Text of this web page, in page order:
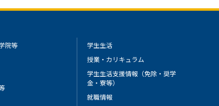
院等
学生生活
授業・カリキュラム
学生生活支援情報（免除・奨学
金・寮等）
就職情報